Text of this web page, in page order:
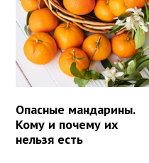
Опасные мандарины.
Кому и почему их
нельзя есть